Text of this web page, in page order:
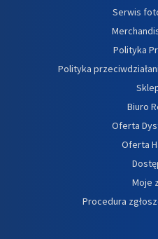
Serwis
Polityka
Polityka
Biuro
Oferta
Oferta
Moje
Procedura